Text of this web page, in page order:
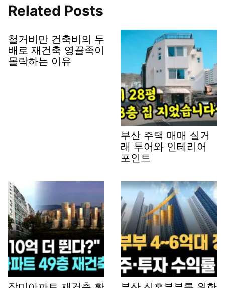
Related Posts
철거비만 건축비의 두
배로 재건축 영끌족이
몰락하는 이유
부산 주택 매매 실거
래 투어와 인테리어
포인트